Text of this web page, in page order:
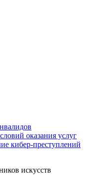
оказания услуг
кибер-преступлений
искусств